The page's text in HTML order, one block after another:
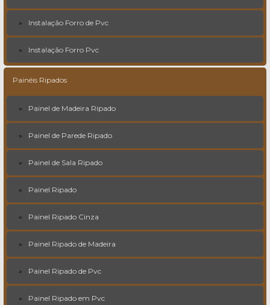
Instalação Forro de Pvc
Instalação Forro Pvc
Painéis Ripados
Painel de Madeira Ripado
Painel de Parede Ripado
Painel de Sala Ripado
Painel Ripado
Painel Ripado Cinza
Painel Ripado de Madeira
Painel Ripado de Pvc
Painel Ripado em Pvc